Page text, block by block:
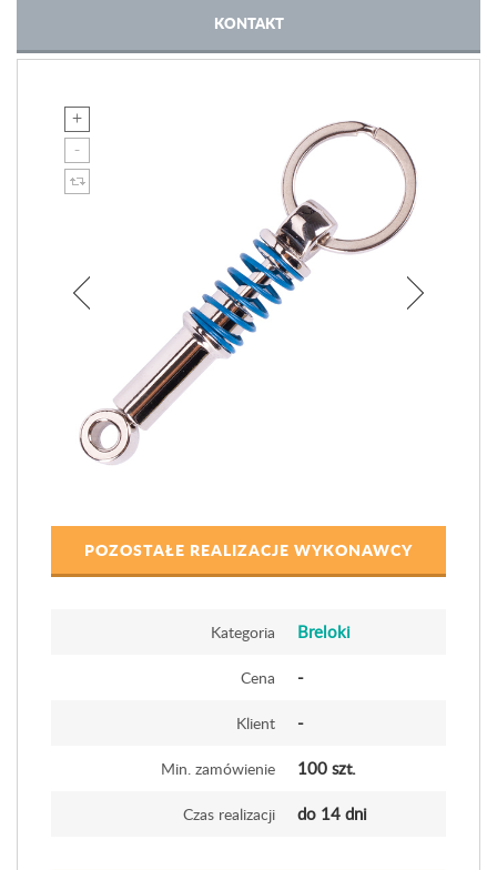
KONTAKT
POZOSTAŁE REALIZACJE WYKONAWCY
Kategoria Breloki
Cena -
Klient -
Min. zamówienie 100 szt.
Czas realizacji do 14 dni